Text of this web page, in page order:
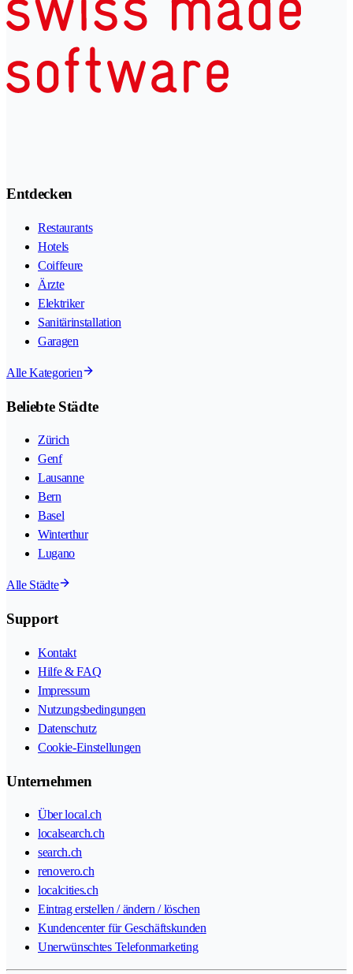
Entdecken
Restaurants
Hotels
Coiffeure
Ärzte
Elektriker
Sanitärinstallation
Garagen
Alle Kategorien
Beliebte Städte
Zürich
Genf
Lausanne
Bern
Basel
Winterthur
Lugano
Alle Städte
Support
Kontakt
Hilfe & FAQ
Impressum
Nutzungsbedingungen
Datenschutz
Cookie-Einstellungen
Unternehmen
Über local.ch
localsearch.ch
search.ch
renovero.ch
localcities.ch
Eintrag erstellen / ändern / löschen
Kundencenter für Geschäftskunden
Unerwünschtes Telefonmarketing